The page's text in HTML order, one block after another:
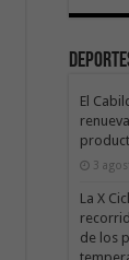
El
3
La X
de los